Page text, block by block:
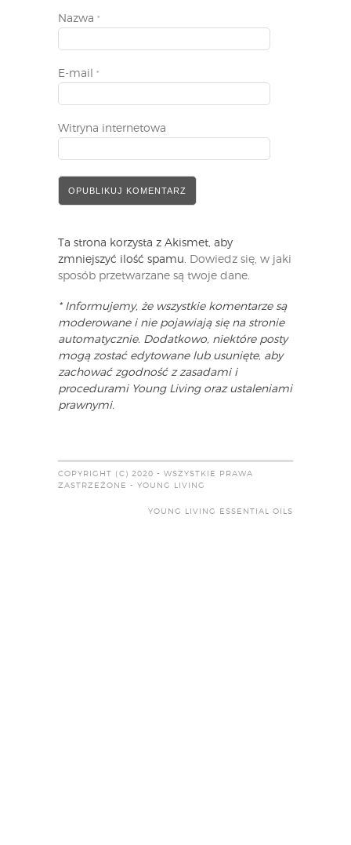
Nazwa *
E-mail *
Witryna internetowa
Ta strona korzysta z Akismet, aby
zmniejszyć ilość spamu. Dowiedz się, w jaki
sposób przetwarzane są twoje dane.
* Informujemy, że wszystkie komentarze są
moderowane i nie pojawiają się na stronie
automatycznie. Dodatkowo, niektóre posty
mogą zostać edytowane lub usunięte, aby
zachować zgodność z zasadami i
procedurami Young Living oraz ustaleniami
prawnymi.
COPYRIGHT (C) 2020 - WSZYSTKIE PRAWA
ZASTRZEŻONE - YOUNG LIVING
YOUNG LIVING ESSENTIAL OILS